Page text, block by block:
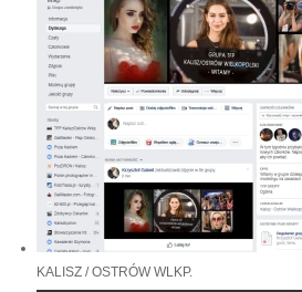
KALISZ / OSTRÓW WLKP.